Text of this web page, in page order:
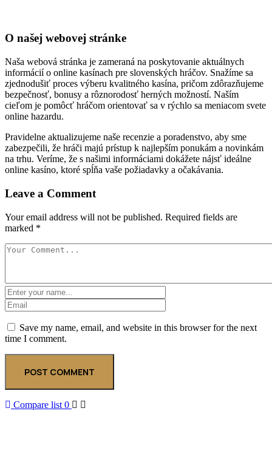
O našej webovej stránke
Naša webová stránka je zameraná na poskytovanie aktuálnych
informácií o online kasínach pre slovenských hráčov. Snažíme sa
zjednodušiť proces výberu kvalitného kasína, pričom zdôrazňujeme
bezpečnosť, bonusy a rôznorodosť herných možností. Naším
cieľom je pomôcť hráčom orientovať sa v rýchlo sa meniacom svete
online hazardu.
Pravidelne aktualizujeme naše recenzie a poradenstvo, aby sme
zabezpečili, že hráči majú prístup k najlepším ponukám a novinkám
na trhu. Veríme, že s našimi informáciami dokážete nájsť ideálne
online kasíno, ktoré spĺňa vaše požiadavky a očakávania.
Leave a Comment
Your email address will not be published. Required fields are
marked *
Save my name, email, and website in this browser for the next
time I comment.
Compare list 0